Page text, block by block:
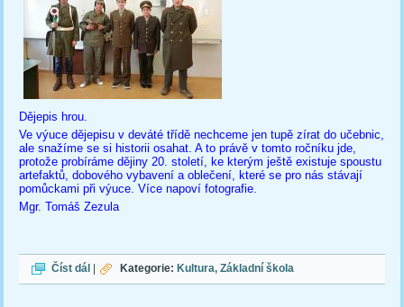
Dějepis hrou.
Ve výuce dějepisu v deváté třídě nechceme jen tupě zírat do učebnic,
ale snažíme se si historii osahat. A to právě v tomto ročníku jde,
protože probíráme dějiny 20. století, ke kterým ještě existuje spoustu
artefaktů, dobového vybavení a oblečení, které se pro nás stávají
pomůckami při výuce. Více napoví fotografie.
Mgr. Tomáš Zezula
Číst dál DĚJEPIS ZAJÍMAVĚ
Kategorie: Kultura Základní škola